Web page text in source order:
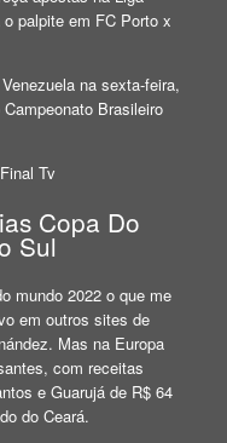
palpite em FC Porto x
na sexta-feira,
Brasileiro
Tv
Copa Do
Sul
mundo 2022 o que me
em outros sites de
Mas na Europa
com receitas
e Guarujá de R$ 64
do Ceará.